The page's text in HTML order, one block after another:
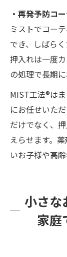
・再発予防コ
ミストでコー
でき、しばら
押入れは一度
の処理で長期
MIST工法®は
にお任せいた
だけでなく、
えらせます。
いお子様や高
小さな
家庭